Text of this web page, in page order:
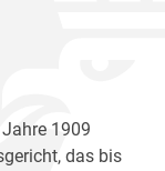
1909
das bis